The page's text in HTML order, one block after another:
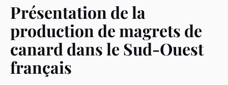
Présentation de la
production de magrets de
canard dans le Sud-Ouest
français